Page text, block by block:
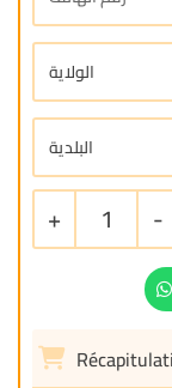
+ 1 -